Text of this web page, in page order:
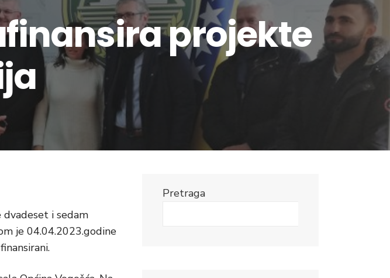
projekte
dvadeset i sedam
je 04.04.2023.godine
Pretraga